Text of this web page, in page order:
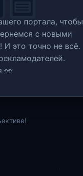
портала, чтобы
c новыми
это точно не всё.
👀